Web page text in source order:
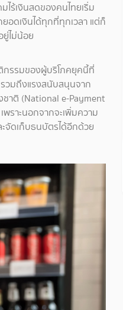
ไร้เงินสดของคนไทยเริ่ม
ยอดเงินได้ทุกที่ทุกเวลา แต่ก็
ยู่ไม่น้อย
ติกรรมของผู้บริโภคยุคนี้ที่
รวมถึงแรงสนับสนุนจาก
าติ (National e-Payment
พราะนอกจากจะเพิ่มความ
จัดเก็บธนบัตรได้อีกด้วย